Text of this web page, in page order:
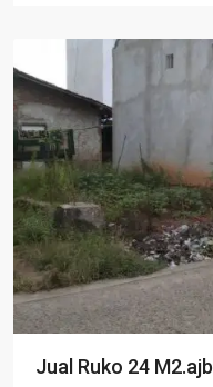
Jual Ruko 24 M2.ajb